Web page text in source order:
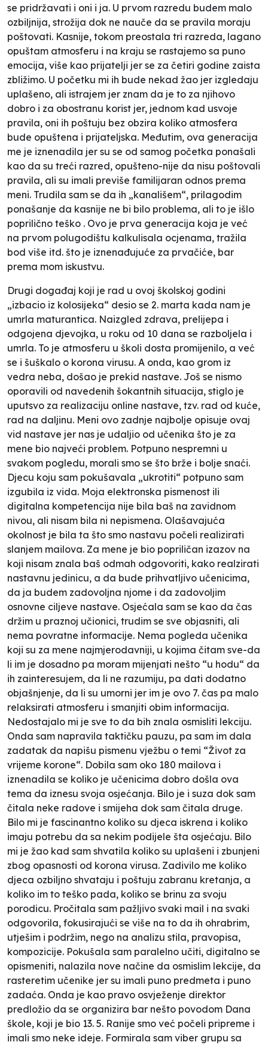
se pridržavati i oni i ja. U prvom razredu budem malo
ozbiljnija, strožija dok ne nauče da se pravila moraju
poštovati. Kasnije, tokom preostala tri razreda, lagano
opuštam atmosferu i na kraju se rastajemo sa puno
emocija, više kao prijatelji jer se za četiri godine zaista
zbližimo. U početku mi ih bude nekad žao jer izgledaju
uplašeno, ali istrajem jer znam da je to za njihovo
dobro i za obostranu korist jer, jednom kad usvoje
pravila, oni ih poštuju bez obzira koliko atmosfera
bude opuštena i prijateljska. Međutim, ova generacija
me je iznenadila jer su se od samog početka ponašali
kao da su treći razred, opušteno-nije da nisu poštovali
pravila, ali su imali previše familijaran odnos prema
meni. Trudila sam se da ih „kanališem“, prilagodim
ponašanje da kasnije ne bi bilo problema, ali to je išlo
poprilično teško . Ovo je prva generacija koja je već
na prvom polugodištu kalkulisala ocjenama, tražila
bod više itd. što je iznenađujuće za prvačiće, bar
prema mom iskustvu.
Drugi događaj koji je rad u ovoj školskoj godini
„izbacio iz kolosijeka“ desio se 2. marta kada nam je
umrla maturantica. Naizgled zdrava, prelijepa i
odgojena djevojka, u roku od 10 dana se razboljela i
umrla. To je atmosferu u školi dosta promijenilo, a već
se i šuškalo o korona virusu. A onda, kao grom iz
vedra neba, došao je prekid nastave. Još se nismo
oporavili od navedenih šokantnih situacija, stiglo je
uputsvo za realizaciju online nastave, tzv. rad od kuće,
rad na daljinu. Meni ovo zadnje najbolje opisuje ovaj
vid nastave jer nas je udaljio od učenika što je za
mene bio najveći problem. Potpuno nespremni u
svakom pogledu, morali smo se što brže i bolje snaći.
Djecu koju sam pokušavala „ukrotiti“ potpuno sam
izgubila iz vida. Moja elektronska pismenost ili
digitalna kompetencija nije bila baš na zavidnom
nivou, ali nisam bila ni nepismena. Olašavajuća
okolnost je bila ta što smo nastavu počeli realizirati
slanjem mailova. Za mene je bio popriličan izazov na
koji nisam znala baš odmah odgovoriti, kako realzirati
nastavnu jedinicu, a da bude prihvatljivo učenicima,
da ja budem zadovoljna njome i da zadovoljim
osnovne ciljeve nastave. Osjećala sam se kao da čas
držim u praznoj učionici, trudim se sve objasniti, ali
nema povratne informacije. Nema pogleda učenika
koji su za mene najmjerodavniji, u kojima čitam sve-da
li im je dosadno pa moram mijenjati nešto “u hodu“ da
ih zainteresujem, da li ne razumiju, pa dati dodatno
objašnjenje, da li su umorni jer im je ovo 7. čas pa malo
relaksirati atmosferu i smanjiti obim informacija.
Nedostajalo mi je sve to da bih znala osmisliti lekciju.
Onda sam napravila taktičku pauzu, pa sam im dala
zadatak da napišu pismenu vježbu o temi “Život za
vrijeme korone“. Dobila sam oko 180 mailova i
iznenadila se koliko je učenicima dobro došla ova
tema da iznesu svoja osjećanja. Bilo je i suza dok sam
čitala neke radove i smijeha dok sam čitala druge.
Bilo mi je fascinantno koliko su djeca iskrena i koliko
imaju potrebu da sa nekim podijele šta osjećaju. Bilo
mi je žao kad sam shvatila koliko su uplašeni i zbunjeni
zbog opasnosti od korona virusa. Zadivilo me koliko
djeca ozbiljno shvataju i poštuju zabranu kretanja, a
koliko im to teško pada, koliko se brinu za svoju
porodicu. Pročitala sam pažljivo svaki mail i na svaki
odgovorila, fokusirajući se više na to da ih ohrabrim,
utješim i podržim, nego na analizu stila, pravopisa,
kompozicije. Pokušala sam paralelno učiti, digitalno se
opismeniti, nalazila nove načine da osmislim lekcije, da
rasteretim učenike jer su imali puno predmeta i puno
zadaća. Onda je kao pravo osvježenje direktor
predložio da se organizira bar nešto povodom Dana
škole, koji je bio 13. 5. Ranije smo već počeli pripreme i
imali smo neke ideje. Formirala sam viber grupu sa